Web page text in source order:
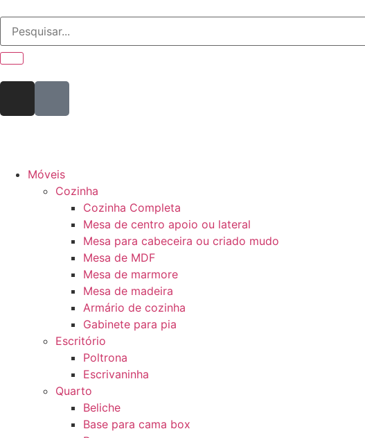
Móveis
Cozinha
Cozinha Completa
Mesa de centro apoio ou lateral
Mesa para cabeceira ou criado mudo
Mesa de MDF
Mesa de marmore
Mesa de madeira
Armário de cozinha
Gabinete para pia
Escritório
Poltrona
Escrivaninha
Quarto
Beliche
Base para cama box